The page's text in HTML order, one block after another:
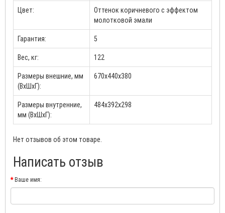
Цвет:
Оттенок коричневого с эффектом
молотковой эмали
Гарантия: 5
Вес, кг: 122
Размеры внешние, мм
(ВхШхГ):
670х440х380
Размеры внутренние,
мм (ВхШхГ):
484х392х298
Нет отзывов об этом товаре.
Написать отзыв
Ваше имя: